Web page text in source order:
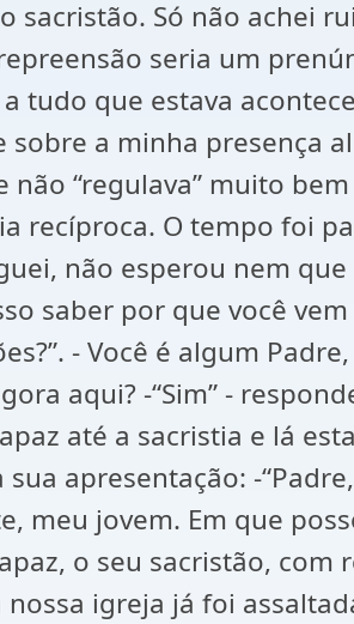
Só não achei
seria um
tudo que estava
a minha presença
“regulava” muito
recíproca. O tempo foi
não esperou nem
saber por que você
- Você é algum
aqui? -“Sim” -
até a sacristia e lá
apresentação: -
meu jovem. Em que
o seu sacristão, com
igreja já foi